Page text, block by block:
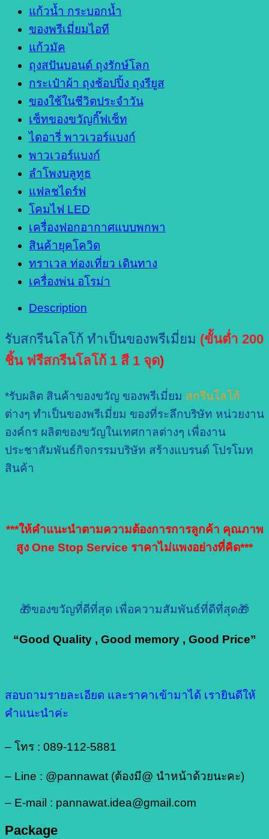
แก้วน้ำ กระบอกน้ำ
ของพรีเมี่ยมไอที
แก้วมัค
ถุงสปันบอนด์ ถุงรักษ์โลก
กระเป๋าผ้า ถุงช้อปปิ้ง ถุงรียูส
ของใช้ในชีวิตประจำวัน
เซ็ทของขวัญกิ๊ฟเซ็ท
ไดอารี่ พาวเวอร์แบงก์
พาวเวอร์แบงก์
ลำโพงบลูทูธ
แฟลชไดร์ฟ
โคมไฟ LED
เครื่องฟอกอากาศแบบพกพา
สินค้ายุคโควิด
ทราเวล ท่องเที่ยว เดินทาง
เครื่องพ่น อโรม่า
Description
รับสกรีนโลโก้ ทำเป็นของพรีเมี่ยม (ขั้นต่ำ 200
ชิ้น ฟรีสกรีนโลโก้ 1 สี 1 จุด)
*รับผลิต สินค้าของขวัญ ของพรีเมี่ยม สกรีนโลโก้
ต่างๆ ทำเป็นของพรีเมี่ยม ของที่ระลึกบริษัท หน่วยงาน
องค์กร ผลิตของขวัญในเทศกาลต่างๆ เพื่องาน
ประชาสัมพันธ์กิจกรรมบริษัท สร้างแบรนด์ โปรโมท
สินค้า
***ให้คำแนะนำตามความต้องการการลูกค้า คุณภาพ
สูง One Stop Service ราคาไม่แพงอย่างที่คิด***
🎁ของขวัญที่ดีที่สุด เพื่อความสัมพันธ์ที่ดีที่สุด🎁
“Good Quality , Good memory , Good Price”
สอบถามรายละเอียด และราคาเข้ามาได้ เรายินดีให้
คำแนะนำค่ะ
– โทร : 089-112-5881
– Line : @pannawat (ต้องมี@ นำหน้าด้วยนะคะ)
– E-mail : pannawat.idea@gmail.com
Package